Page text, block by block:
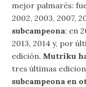
mejor palmarés:
2002, 2003, 2007,
subcampeona: en
2013, 2014 y, por
edición. Mutriku
tres últimas
subcampeona en